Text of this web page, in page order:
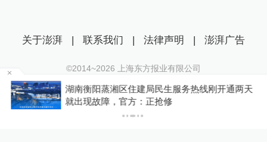
湖南衡阳蒸湘区住建局民生服务热线刚开通两天
就出现故障，官方：正抢修
关于澎湃 | 联系我们 | 法律声明 | 澎湃广告
©2014~2026 上海东方报业有限公司
沪ICP证：沪B2-20170116 | 沪ICP备14003370号
互联网新闻信息服务许可证：31120170006
沪公网安备 31010602000299号